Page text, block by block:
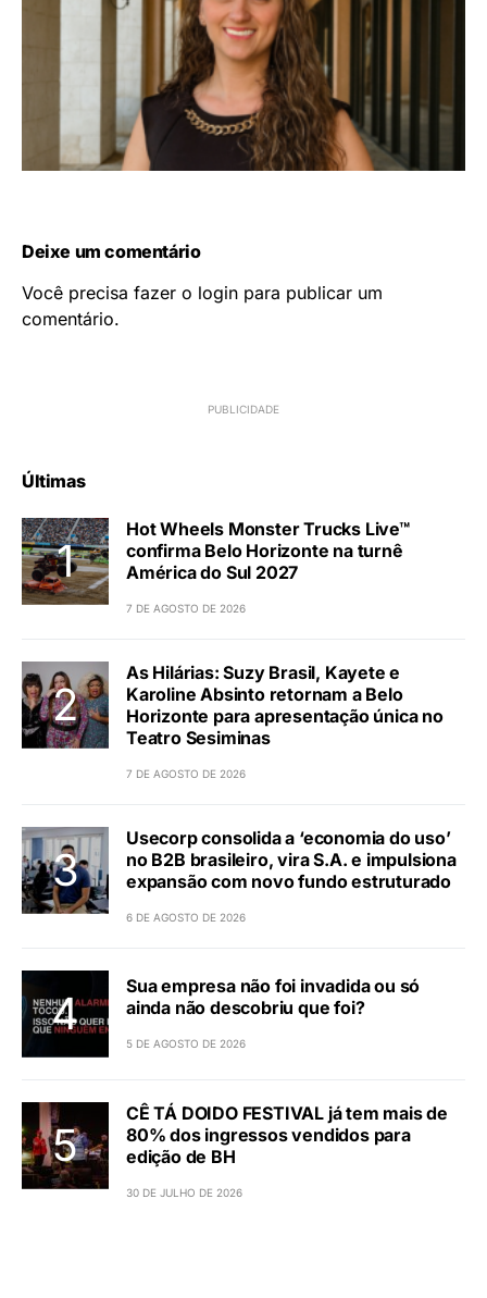
Deixe um comentário
Você precisa fazer o login para publicar um
comentário.
Últimas
Hot Wheels Monster Trucks Live™
confirma Belo Horizonte na turnê
América do Sul 2027
7 DE AGOSTO DE 2026
As Hilárias: Suzy Brasil, Kayete e
Karoline Absinto retornam a Belo
Horizonte para apresentação única no
Teatro Sesiminas
7 DE AGOSTO DE 2026
Usecorp consolida a ‘economia do uso’
no B2B brasileiro, vira S.A. e impulsiona
expansão com novo fundo estruturado
6 DE AGOSTO DE 2026
Sua empresa não foi invadida ou só
ainda não descobriu que foi?
5 DE AGOSTO DE 2026
CÊ TÁ DOIDO FESTIVAL já tem mais de
80% dos ingressos vendidos para
edição de BH
30 DE JULHO DE 2026